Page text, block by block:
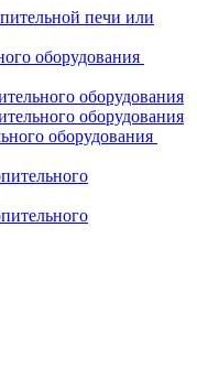
печи или
оборудования
оборудования
оборудования
оборудования